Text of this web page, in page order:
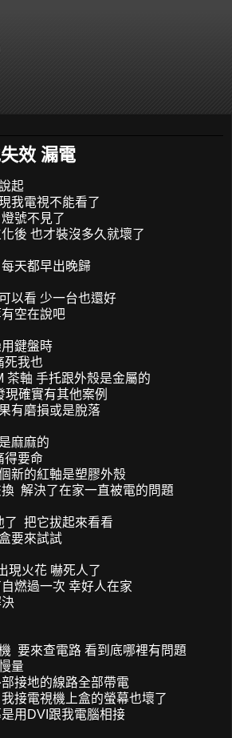
效 漏電
起
我電視不能看了
號不見了
後 也才裝沒多久就壞了
天都早出晚歸
以看 少一台也還好
空在說吧
鍵盤時
死我也
茶軸 手托跟外殼是金屬的
現確實有其他案例
有磨損或是脫落
麻麻的
得要命
新的紅軸是塑膠外殼
解決了在家一直被電的問題
把它拔起來看看
要來試試
現火花 嚇死人了
燃過一次 幸好人在家
要來查電路 看到底哪裡有問題
量
接地的線路全部帶電
接電視機上盒的螢幕也壞了
用DVI跟我電腦相接